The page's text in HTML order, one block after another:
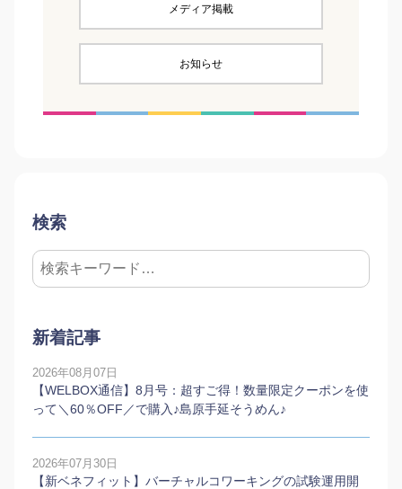
メディア掲載
お知らせ
検索
新着記事
2026年08月07日
【WELBOX通信】8月号：超すご得！数量限定クーポンを使
って＼60％OFF／で購入♪島原手延そうめん♪
2026年07月30日
【新ベネフィット】バーチャルコワーキングの試験運用開